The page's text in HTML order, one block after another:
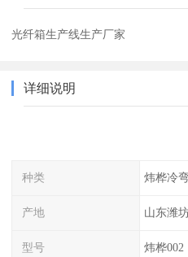
光纤箱生产线生产厂家
详细说明
种类 炜桦冷
产地 山东潍
型号 炜桦002